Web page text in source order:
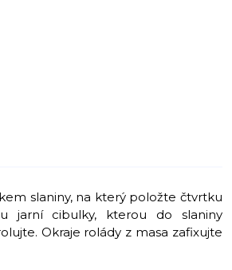
slaniny, na který položte čtvrtku
jarní cibulky, kterou do slaniny
Okraje rolády z masa zafixujte